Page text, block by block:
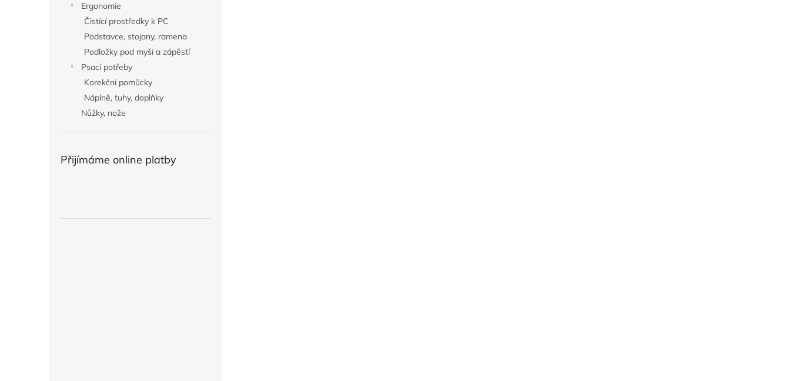
Ergonomie
Čistící prostředky k PC
Podstavce, stojany, ramena
Podložky pod myši a zápěstí
Psací potřeby
Korekční pomůcky
Náplně, tuhy, doplňky
Nůžky, nože
Přijímáme online platby